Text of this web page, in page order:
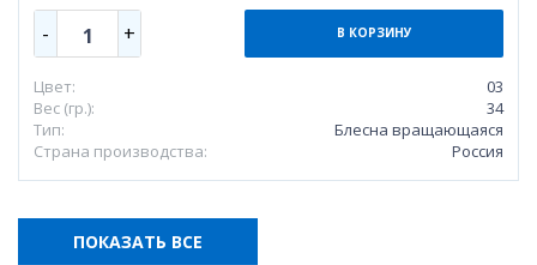
- 1 + В КОРЗИНУ
Цвет:
03
Вес (гр.):
34
Тип:
Блесна вращающаяся
Страна производства:
Россия
ПОКАЗАТЬ ВСЕ